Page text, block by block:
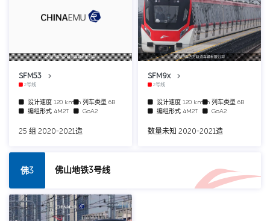
佛山中车四方轨道车辆有限公司
SFM53
2号线
设计速度 120 km/h列车类型 6B
编组形式 4M2T GoA2
25 组 2020-2021造
佛山中车四方轨道车辆有限公司
SFM9x
2号线
设计速度 120 km/h列车类型 6B
编组形式 4M2T GoA2
数量未知 2020-2021造
佛3 佛山地铁3号线